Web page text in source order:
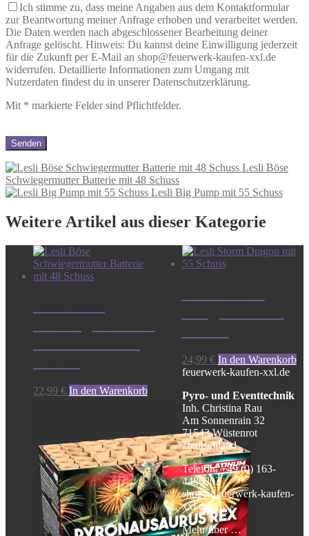
Ich stimme zu, dass meine Angaben aus dem Kontaktformular
zur Beantwortung meiner Anfrage erhoben und verarbeitet werden.
Die Daten werden nach abgeschlossener Bearbeitung deiner
Anfrage gelöscht. Hinweis: Du kannst deine Einwilligung jederzeit
für die Zukunft per E-Mail an shop@feuerwerk-kaufen-xxl.de
widerrufen. Detaillierte Informationen zum Umgang mit
Nutzerdaten findest du in unserer Datenschutzerklärung.
Mit * markierte Felder sind Pflichtfelder.
Lesli Böse
Schwiegermutter Batterie mit 48 Schuss
Lesli Big Pump mit 55 Schuss
Weitere Artikel aus dieser Kategorie
22,99 € In den Warenkorb
24,99 € In den Warenkorb
feuerwerk-kaufen-xxl.de
Pyro- und Eventtechnik
Inh. Christina Rau
Am Sonnenrain 32
71543 Wüstenrot
Deutschland
Telefon: +49 (0) 163-
4486203
shop@feuerwerk-kaufen-
xxl.de
Mehr über …